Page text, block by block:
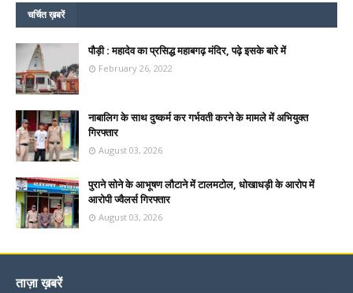
चर्चित ख़बरें
पौड़ी : महादेव का प्रसिद्ध महाबगढ़ मंदिर, पढ़े इसके बारे में
February 26, 2022
नाबालिग के साथ दुष्कर्म कर गर्भवती करने के मामले में अभियुक्त
गिरफ्तार
August 03, 2026
पुराने सोने के आभूषण लौटाने में टालमटोल, धोखाधड़ी के आरोप में
आरोपी ज्वैलर्स गिरफ्तार
August 03, 2026
ताज़ा ख़बरें